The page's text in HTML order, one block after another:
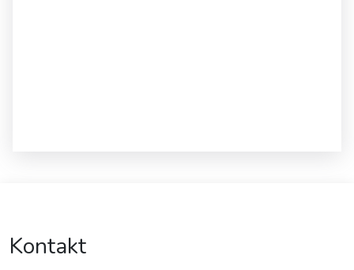
Kontakt